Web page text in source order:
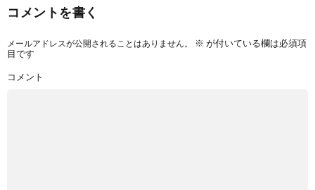
コメントを書く
メールアドレスが公開されることはありません。 ※ が付いている欄は必須項
目です
コメント